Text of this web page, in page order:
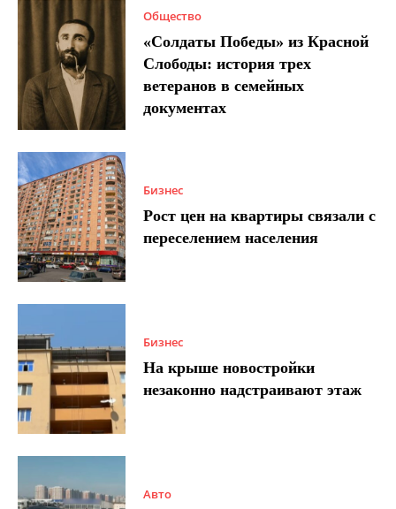
Общество
«Солдаты Победы» из Красной
Слободы: история трех
ветеранов в семейных
документах
Бизнес
Рост цен на квартиры связали с
переселением населения
Бизнес
На крыше новостройки
незаконно надстраивают этаж
Авто